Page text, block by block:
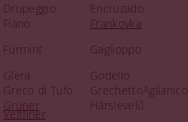
Drupeggio
Encruzado
Fiano
Frankovka
Furmint
Gaglioppo
Glera
Godello
Greco di Tufo
GrechettoAglianico
Grüner
Veltliner
Hárslevelű